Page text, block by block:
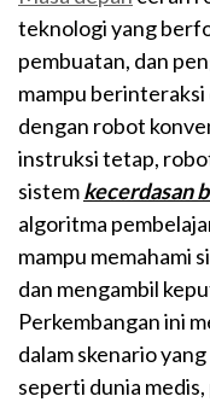
teknologi yang
pembuatan, dan
mampu
dengan robot
instruksi tetap,
sistemkecerdasan
algoritma
mampu memahami
dan mengambil
Perkembangan ini
dalam skenario
seperti dunia